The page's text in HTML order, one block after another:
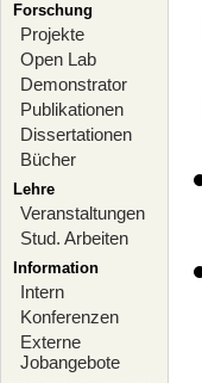
Forschung
Projekte
Open Lab
Demonstrator
Publikationen
Dissertationen
Bücher
Lehre
Veranstaltungen
Stud. Arbeiten
Information
Intern
Konferenzen
Externe
Jobangebote